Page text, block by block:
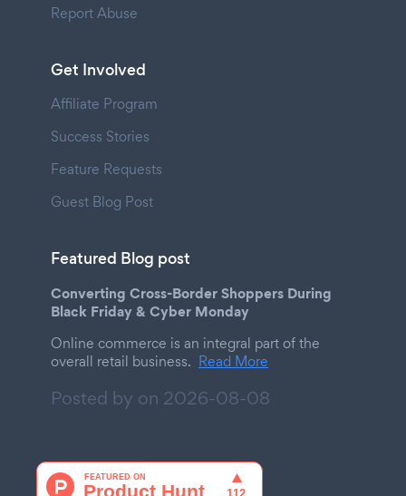
Report Abuse
Get Involved
Affiliate Program
Success Stories
Feature Requests
Guest Blog Post
Featured Blog post
Converting Cross-Border Shoppers During
Black Friday & Cyber Monday
Online commerce is an integral part of the
overall retail business. Read More
Posted by on 2026-08-08